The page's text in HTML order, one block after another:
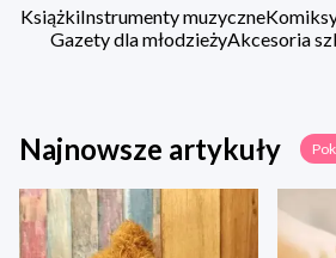
KsiążkiInstrumenty muzyczne
Gazety dla młodzieżyAkcesoria
Najnowsze artykuły